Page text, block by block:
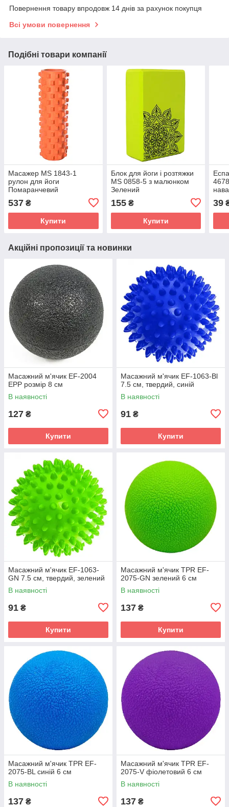
Повернення товару впродовж 14 днів за рахунок покупця
Всі умови повернення
Подібні товари компанії
Масажер MS 1843-1
рулон для йоги
Помаранчевий
537 ₴
Купити
Блок для йоги і розтяжки
MS 0858-5 з малюнком
Зелений
155₴
Купити
39
Акційні пропозиції та новинки
Масажний м'ячик EF-2004
EPP розмір 8 см
В наявності
127 ₴
Купити
Масажний м'ячик EF-1063-Bl
7.5 см, твердий, синій
В наявності
91 ₴
Купити
Масажний м'ячик EF-1063-
GN 7.5 см, твердий, зелений
В наявності
91 ₴
Купити
Масажний м'ячик TPR EF-
2075-GN зелений 6 см
В наявності
137 ₴
Купити
Масажний м'ячик TPR EF-
2075-BL синій 6 см
В наявності
137 ₴
Масажний м'ячик TPR EF-
2075-V фіолетовий 6 см
В наявності
137 ₴